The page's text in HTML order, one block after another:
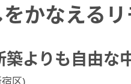
かなえる
よりも自由な